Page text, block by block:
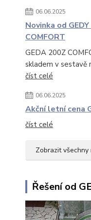
06.06.2025
Novinka od
COMFORT
GEDA 200Z
skladem v sestavě
číst celé
06.06.2025
Akční letní cena
číst celé
Zobrazit všechny
Řešení od